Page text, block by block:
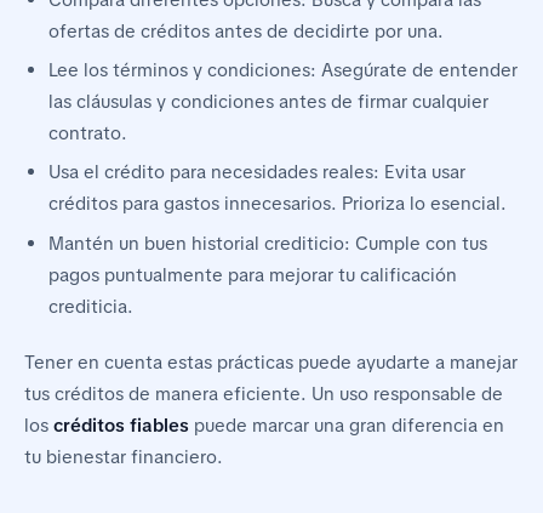
ofertas de créditos antes de decidirte por una.
Lee los términos y condiciones: Asegúrate de entender
las cláusulas y condiciones antes de firmar cualquier
contrato.
Usa el crédito para necesidades reales: Evita usar
créditos para gastos innecesarios. Prioriza lo esencial.
Mantén un buen historial crediticio: Cumple con tus
pagos puntualmente para mejorar tu calificación
crediticia.
Tener en cuenta estas prácticas puede ayudarte a manejar
tus créditos de manera eficiente. Un uso responsable de
los créditos fiables puede marcar una gran diferencia en
tu bienestar financiero.